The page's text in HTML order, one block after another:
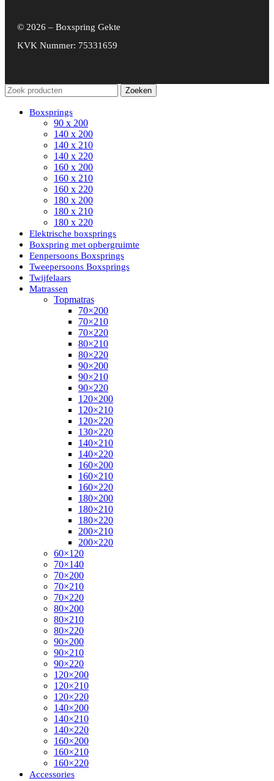
© 2026 – Boxspring Gekte
KVK Nummer: 75331659
Zoeken
Boxsprings
90 x 200
140 x 200
140 x 210
140 x 220
160 x 200
160 x 210
160 x 220
180 x 200
180 x 210
180 x 220
Elektrische boxsprings
Boxspring met opbergruimte
Eenpersoons Boxsprings
Tweepersoons Boxsprings
Twijfelaars
Matrassen
Topmatras
70×200
70×210
70×220
80×210
80×220
90×200
90×210
90×220
120×200
120×210
120×220
130×220
140×210
140×220
160×200
160×210
160×220
180×200
180×210
180×220
200×210
200×220
60×120
70×140
70×200
70×210
70×220
80×200
80×210
80×220
90×200
90×210
90×220
120×200
120×210
120×220
140×200
140×210
140×220
160×200
160×210
160×220
Accessories